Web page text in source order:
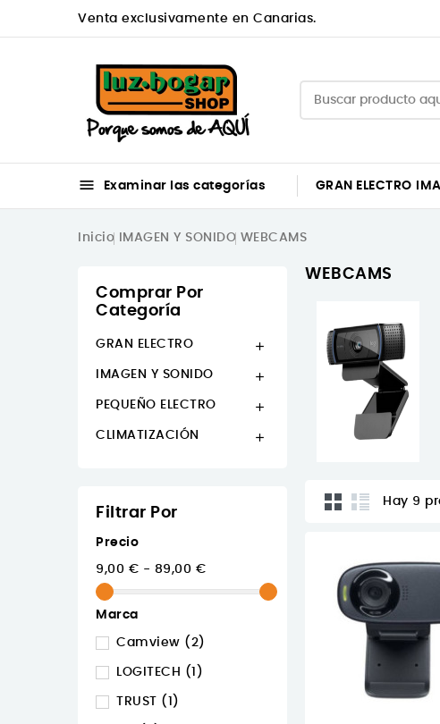
Venta exclusivamente en Canarias.
 Examinar las categorías GRAN ELECTRO
Inicio IMAGEN Y SONIDO WEBCAMS
Comprar Por
Categoría
GRAN ELECTRO 
IMAGEN Y SONIDO 
PEQUEÑO ELECTRO 
CLIMATIZACIÓN 
Filtrar Por
Precio
9,00 € - 89,00 €
Marca
Camview (2)
LOGITECH (1)
TRUST (1)
WEBCAMS
Hay 9